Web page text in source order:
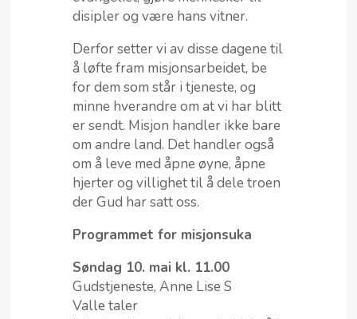
disipler og være hans vitner.
Derfor setter vi av disse dagene til
å løfte fram misjonsarbeidet, be
for dem som står i tjeneste, og
minne hverandre om at vi har blitt
er sendt. Misjon handler ikke bare
om andre land. Det handler også
om å leve med åpne øyne, åpne
hjerter og villighet til å dele troen
der Gud har satt oss.
Programmet for misjonsuka
Søndag 10. mai kl. 11.00
Gudstjeneste, Anne Lise S
Valle taler